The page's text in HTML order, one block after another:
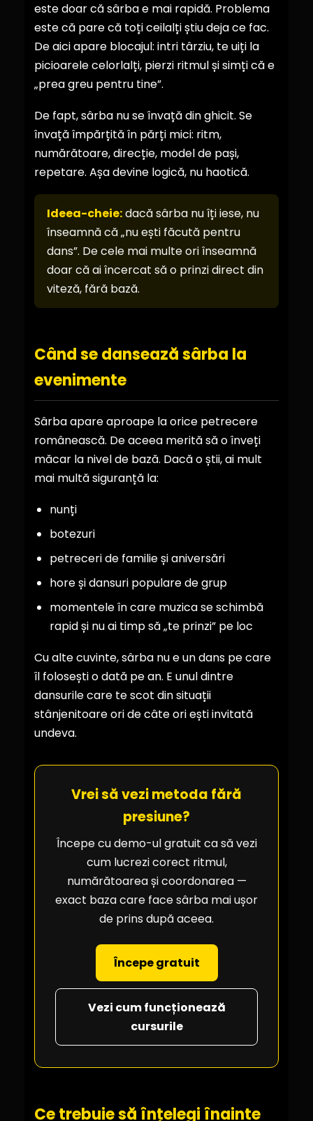
este doar că sârba e mai rapidă. Problema
este că pare că toți ceilalți știu deja ce fac.
De aici apare blocajul: intri târziu, te uiți la
picioarele celorlalți, pierzi ritmul și simți că e
„prea greu pentru tine”.
De fapt, sârba nu se învață din ghicit. Se
învață împărțită în părți mici: ritm,
numărătoare, direcție, model de pași,
repetare. Așa devine logică, nu haotică.
Ideea-cheie:dacă sârba nu îți iese, nu
înseamnă că „nu ești făcută pentru
dans”. De cele mai multe ori înseamnă
doar că ai încercat să o prinzi direct din
viteză, fără bază.
Când se dansează sârba la
evenimente
Sârba apare aproape la orice petrecere
românească. De aceea merită să o înveți
măcar la nivel de bază. Dacă o știi, ai mult
mai multă siguranță la:
nunți
botezuri
petreceri de familie și aniversări
hore și dansuri populare de grup
momentele în care muzica se schimbă
rapid și nu ai timp să „te prinzi” pe loc
Cu alte cuvinte, sârba nu e un dans pe care
îl folosești o dată pe an. E unul dintre
dansurile care te scot din situații
stânjenitoare ori de câte ori ești invitată
undeva.
Vrei să vezi metoda fără
presiune?
Începe cu demo-ul gratuit ca să vezi
cum lucrezi corect ritmul,
numărătoarea și coordonarea —
exact baza care face sârba mai ușor
de prins după aceea.
Începe gratuit
Vezi cum funcționează
cursurile
Ce trebuie să înțelegi înainte